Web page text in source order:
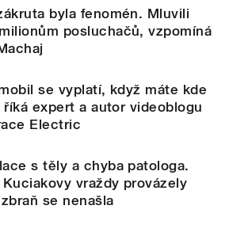
byla fenomén. Mluvili
posluchačů, vzpomíná
se vyplatí, když máte kde
říká expert a autor videoblogu
Electric
s těly a chyba patologa.
vraždy provázely
se nenašla